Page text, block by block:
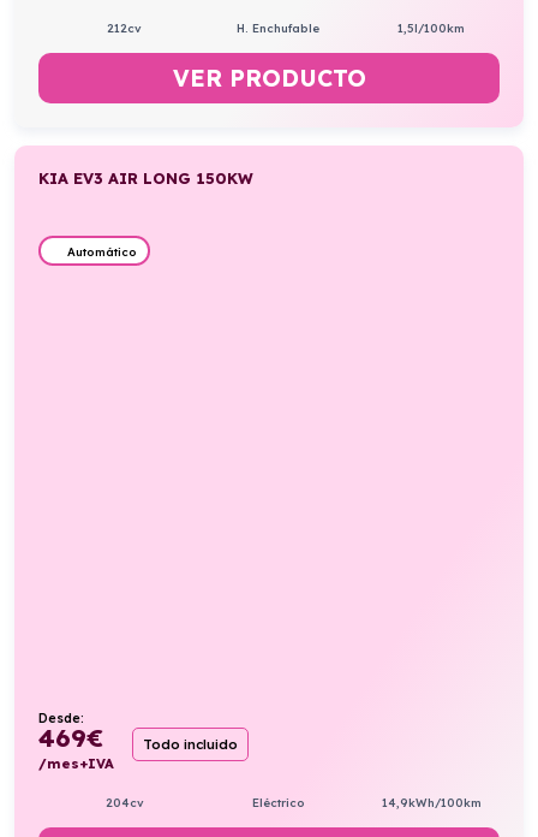
212cv H. Enchufable 1,5l/100km
VER PRODUCTO
KIA EV3 AIR LONG 150KW
Automático
Desde:
469€
/mes+IVA
Todo incluido
204cv Eléctrico 14,9kWh/100km